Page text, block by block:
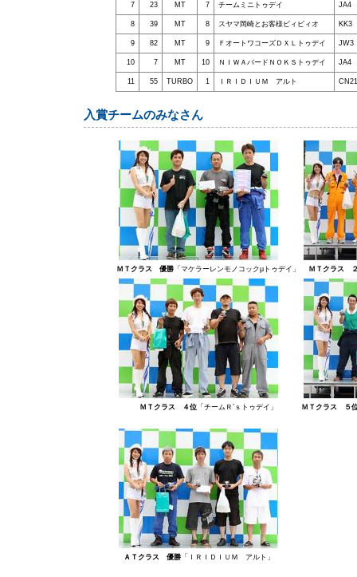
7 23 MT 7 チームミニトゥデイ JA4
8 39 MT 8 スヤマ岡崎とお客様ビィビィオ KK3
9 82 MT 9 ＦオートワコーズＤＸＬトゥデイ JW3
10 7 MT 10 ＮＩＷＡバードＮＯＫＳトゥデイ JA4
11 55 TURBO 1 ＩＲＩＤＩＵＭ アルト
入賞チームのみなさん
ＭＴクラス 優勝 「マケラーレンモノコックμトゥデイ」 ＭＴクラス
ＭＴクラス ４位「チームＲ’ｓトゥデイ」 ＭＴクラス ５
ＡＴクラス 優勝「ＩＲＩＤＩＵＭ アルト」